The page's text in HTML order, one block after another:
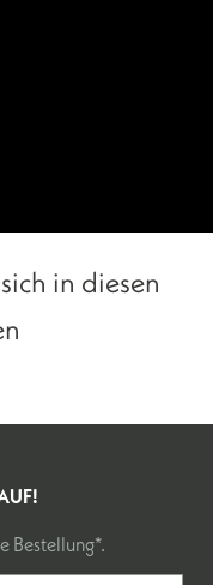
in diesen
Bestellung*.